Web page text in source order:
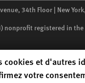
34th Floor | New
nonprofit registered in
preferences
cookies et d'autres
votre